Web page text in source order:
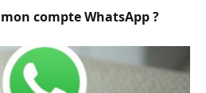
compte WhatsApp ?